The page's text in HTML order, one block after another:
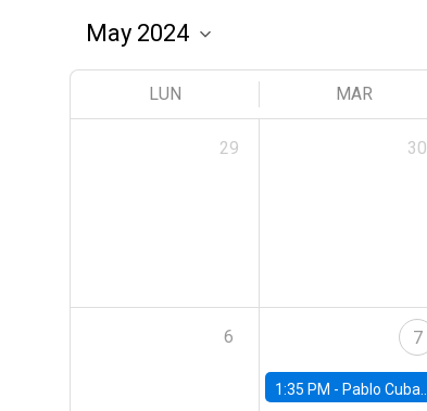
LUN MAR
29 30
6 7
1:35 PM - Pablo Cuba, FED Board